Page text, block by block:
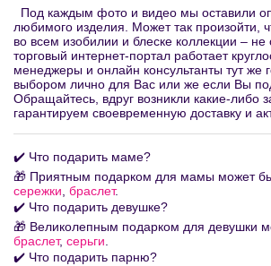
Под каждым фото и видео мы оставили
любимого изделия. Может так произойти,
во всем изобилии и блеске коллекции –
торговый интернет-портал работает
менеджеры и онлайн консультанты тут же
выбором лично для Вас или же если Вы
Обращайтесь, вдруг возникли какие-либо
гарантируем своевременную доставку и
✔️ Что подарить маме?
🎁 Приятным подарком для мамы может
сережки, браслет.
✔️ Что подарить девушке?
🎁 Великолепным подарком для девушки
браслет, серьги.
✔️ Что подарить парню?